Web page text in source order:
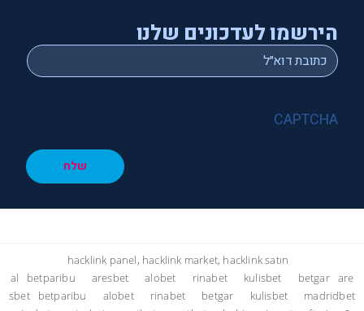
הירשמו לעדכונים שלנו
Email
*
CAPTCHA
שלח
hacklink panel, hacklink market, hacklink satın
al
betparibu aresbet alobet rinabet kulisbet betgar
are
sbet
betparibu alobet rinabet betgar kulisbet
madridbet